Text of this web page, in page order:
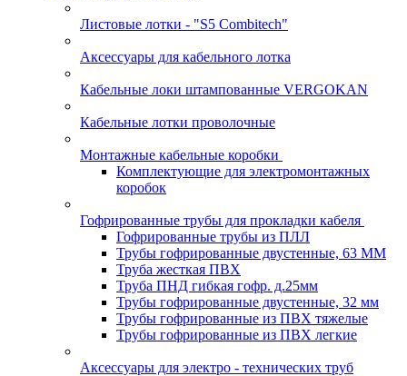
Листовые лотки - "S5 Combitech"
Аксессуары для кабельного лотка
Кабельные локи штампованные VERGOKAN
Кабельные лотки проволочные
Монтажные кабельные коробки
Комплектующие для электромонтажных
коробок
Гофрированные трубы для прокладки кабеля
Гофрированные трубы из ПЛЛ
Трубы гофрированные двустенные, 63 ММ
Труба жесткая ПВХ
Труба ПНД гибкая гофр. д.25мм
Трубы гофрированные двустенные, 32 мм
Трубы гофрированные из ПВХ тяжелые
Трубы гофрированные из ПВХ легкие
Аксессуары для электро - технических труб